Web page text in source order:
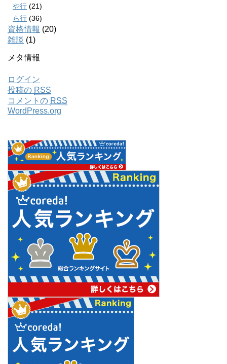
や行 (21)
ら行 (36)
資格情報 (20)
雑談 (1)
メタ情報
ログイン
投稿の RSS
コメントの RSS
WordPress.org